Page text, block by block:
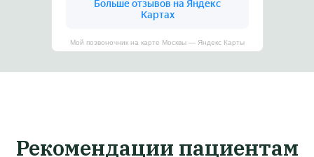
Мой позвоночник на карте Москвы — Яндекс Карты
Рекомендации пациентам